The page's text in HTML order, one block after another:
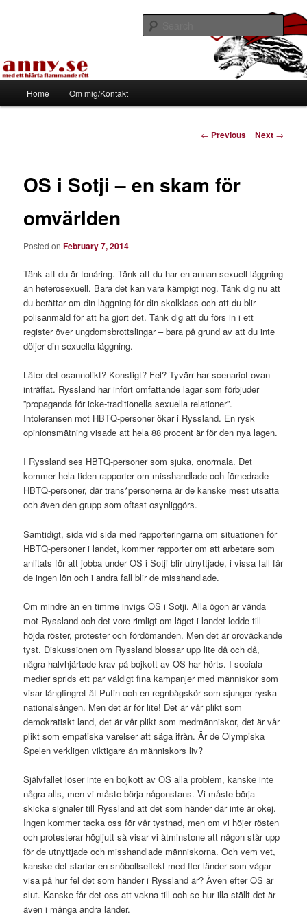
Tapirhen
Home Om mig/Kontakt
Post
← Previous Next →
OS i Sotji – en skam för
omvärlden
Posted onFebruary 7, 2014
Tänk att du är tonåring. Tänk att du har en annan sexuell läggning
än heterosexuell. Bara det kan vara kämpigt nog. Tänk dig nu att
du berättar om din läggning för din skolklass och att du blir
polisanmäld för att ha gjort det. Tänk dig att du förs in i ett
register över ungdomsbrottslingar – bara på grund av att du inte
döljer din sexuella läggning.
Låter det osannolikt? Konstigt? Fel? Tyvärr har scenariot ovan
inträffat. Ryssland har infört omfattande lagar som förbjuder
”propaganda för icke-traditionella sexuella relationer”.
Intoleransen mot HBTQ-personer ökar i Ryssland. En rysk
opinionsmätning visade att hela 88 procent är för den nya lagen.
I Ryssland ses HBTQ-personer som sjuka, onormala. Det
kommer hela tiden rapporter om misshandlade och förnedrade
HBTQ-personer, där trans*personerna är de kanske mest utsatta
och även den grupp som oftast osynliggörs.
Samtidigt, sida vid sida med rapporteringarna om situationen för
HBTQ-personer i landet, kommer rapporter om att arbetare som
anlitats för att jobba under OS i Sotji blir utnyttjade, i vissa fall får
de ingen lön och i andra fall blir de misshandlade.
Om mindre än en timme invigs OS i Sotji. Alla ögon är vända
mot Ryssland och det vore rimligt om läget i landet ledde till
höjda röster, protester och fördömanden. Men det är oroväckande
tyst. Diskussionen om Ryssland blossar upp lite då och då,
några halvhjärtade krav på bojkott av OS har hörts. I sociala
medier sprids ett par väldigt fina kampanjer med människor som
visar långfingret åt Putin och en regnbågskör som sjunger ryska
nationalsången. Men det är för lite! Det är vår plikt som
demokratiskt land, det är vår plikt som medmänniskor, det är vår
plikt som empatiska varelser att säga ifrån. Är de Olympiska
Spelen verkligen viktigare än människors liv?
Självfallet löser inte en bojkott av OS alla problem, kanske inte
några alls, men vi måste börja någonstans. Vi måste börja
skicka signaler till Ryssland att det som händer där inte är okej.
Ingen kommer tacka oss för vår tystnad, men om vi höjer rösten
och protesterar högljutt så visar vi åtminstone att någon står upp
för de utnyttjade och misshandlade människorna. Och vem vet,
kanske det startar en snöbollseffekt med fler länder som vågar
visa på hur fel det som händer i Ryssland är? Även efter OS är
slut. Kanske får det oss att vakna till och se hur illa ställt det är
även i många andra länder.